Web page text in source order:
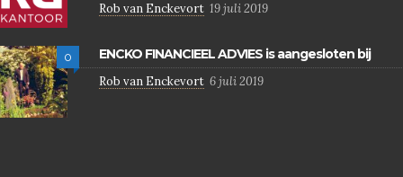
Rob van Enckevort 19 juli 2019
0 ENCKO FINANCIEEL ADVIES is aangesloten bij
Rob van Enckevort 6 juli 2019